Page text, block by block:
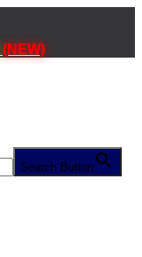
(NEW)
Search Button